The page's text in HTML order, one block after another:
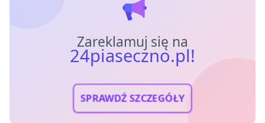
Zareklamuj się na
24piaseczno.pl!
SPRAWDŹ SZCZEGÓŁY